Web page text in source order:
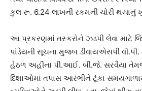
કુલ રૂ. 6.24 લાખની રકમની ચોરી થયાનું
આ પ્રકરણમાં તસ્કરોને ઝડપી લેવા માટે
પાંડેયની સૂચના મુજબ ડીવાયએસપી વી.પી.
હેઠળ અહીંના પી.આઈ. બી.જે. સરવૈયા તેમજ
દિશાઓમાં તપાસ આરંભીને ટૂંકા